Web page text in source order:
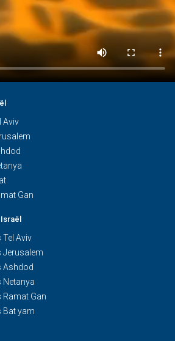
Aviv
Gan
Aviv
Jerusalem
Ashdod
Netanya
Gan
Bat yam